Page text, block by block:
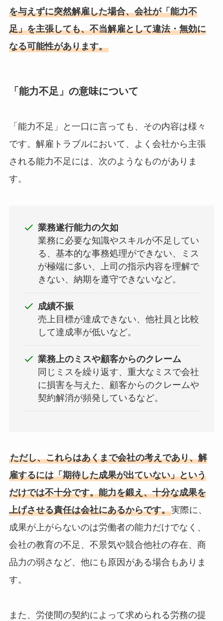
を与えずに突然解雇した場合、会社が「能力不
足」を主張しても、不当解雇として違法・無効に
なる可能性があります。
「能力不足」の意味について
「能力不足」と一口に言っても、その内容は様々
です。解雇トラブルにおいて、よく会社から主張
される能力不足には、次のようなものがありま
す。
業務遂行能力の欠如
業務に必要な知識やスキルが不足してい
る、基本的な事務処理ができない、ミス
が極端に多い、上司の指示内容を理解で
きない、納期を遵守できないなど。
成績不振
売上目標が達成できない、他社員と比較
して達成率が低いなど。
業務上のミスや顧客からのクレーム
同じミスを繰り返す、重大なミスで会社
に損害を与えた、顧客からのクレームや
契約解消が頻発しているなど。
ただし、これらはあくまで会社の考えであり、解
雇するには「期待した成果が出ていない」という
だけでは不十分です。能力を鍛え、十分な成果を
上げさせる責任は会社にあるからです。実際に、
成果が上がらないのは労働者の能力だけでなく、
会社の教育の不足、不景気や競合他社の存在、商
品力の弱さなど、他にも原因がある場合もありま
す。
また、労使間の契約によって求められる労務の提